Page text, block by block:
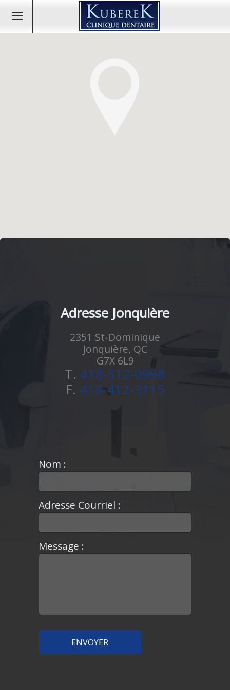
Adresse Jonquière
2351 St-Dominique
Jonquière, QC
G7X 6L9
T. 418-512-0998
F. 418-412-3115
Nom :
Adresse Courriel :
Message :
ENVOYER